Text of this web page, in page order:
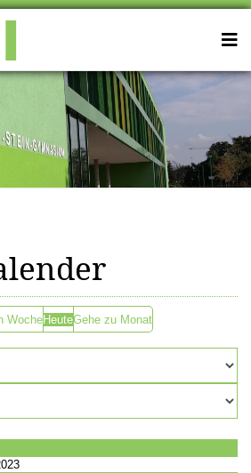
WocheHeuteGehe zu Monat